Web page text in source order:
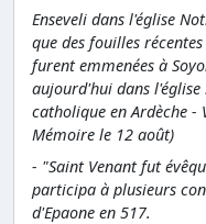
Enseveli dans l'église
que des fouilles
furent emmenées à
aujourd'hui dans l'église
catholique en Ardèche -
Mémoire le 12 août)
- "Saint Venant fut
participa à plusieurs
d'Epaone en 517.